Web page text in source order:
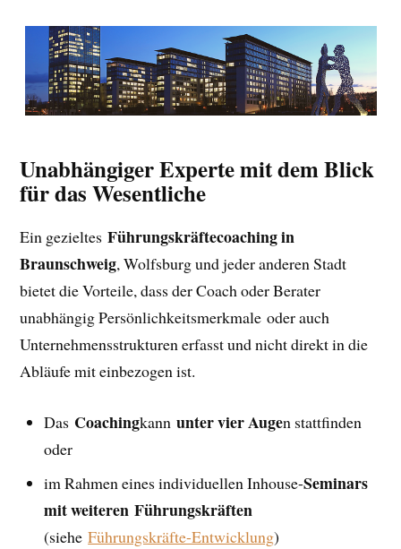
Unabhängiger Experte mit dem Blick
für das Wesentliche
Ein gezieltesFührungskräftecoaching in
Braunschweig, Wolfsburg und jeder anderen Stadt
bietet die Vorteile, dass der Coach oder Berater
unabhängig Persönlichkeitsmerkmale oder auch
Unternehmensstrukturen erfasst und nicht direkt in die
Abläufe mit einbezogen ist.
Das Coachingkannunter vier Augen stattfinden
oder
im Rahmen eines individuellen Inhouse-Seminars
mit weiteren Führungskräften
(sieheFührungskräfte-Entwicklung)